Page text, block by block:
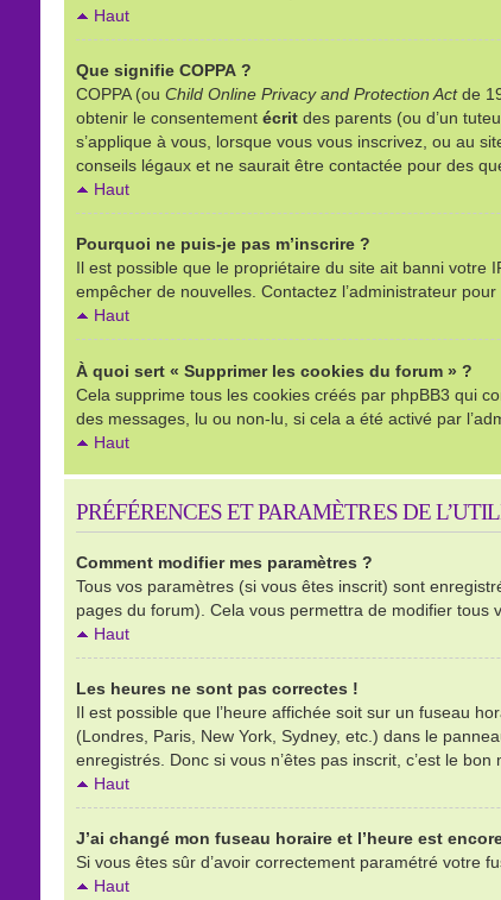
Haut
Que signifie COPPA ?
COPPA (ou Child Online Privacy and Protection Actde
obtenir le consentement écritdes parents (ou d’un
s’applique à vous, lorsque vous vous inscrivez, ou au
conseils légaux et ne saurait être contactée pour des
Haut
Pourquoi ne puis-je pas m’inscrire ?
Il est possible que le propriétaire du site ait banni votre
empêcher de nouvelles. Contactez l’administrateur
Haut
À quoi sert « Supprimer les cookies du forum » ?
Cela supprime tous les cookies créés par phpBB3 qui
des messages, lu ou non-lu, si cela a été activé par
Haut
PRÉFÉRENCES ET PARAMÈTRES DE
Comment modifier mes paramètres ?
Tous vos paramètres (si vous êtes inscrit) sont
pages du forum). Cela vous permettra de modifier tous
Haut
Les heures ne sont pas correctes !
Il est possible que l’heure affichée soit sur un fuseau
(Londres, Paris, New York, Sydney, etc.) dans le
enregistrés. Donc si vous n’êtes pas inscrit, c’est le bon
Haut
J’ai changé mon fuseau horaire et l’heure est
Si vous êtes sûr d’avoir correctement paramétré votre
Haut